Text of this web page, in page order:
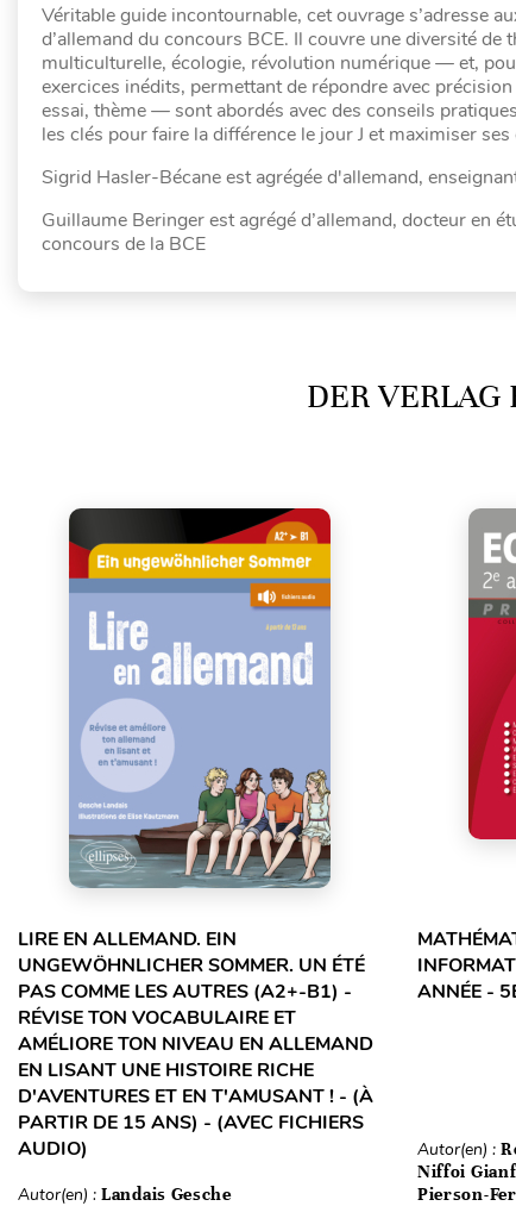
Véritable guide incontournable, cet ouvrage s’adresse
d’allemand du concours BCE. Il couvre une diversité
multiculturelle, écologie, révolution numérique — et,
exercices inédits, permettant de répondre avec
essai, thème — sont abordés avec des conseils
les clés pour faire la différence le jour J et maximiser
Sigrid Hasler-Bécane est agrégée d'allemand,
Guillaume Beringer est agrégé d’allemand, docteur en
concours de la BCE
DER VERLAG
LIRE EN ALLEMAND. EIN
UNGEWÖHNLICHER SOMMER. UN ÉTÉ
PAS COMME LES AUTRES (A2+-B1) -
RÉVISE TON VOCABULAIRE ET
AMÉLIORE TON NIVEAU EN ALLEMAND
EN LISANT UNE HISTOIRE RICHE
D'AVENTURES ET EN T'AMUSANT ! - (À
PARTIR DE 15 ANS) - (AVEC FICHIERS
AUDIO)
Autor(en) : Landais Gesche
ANNÉE -
Autor(en) :
Niffoi
Pierson-